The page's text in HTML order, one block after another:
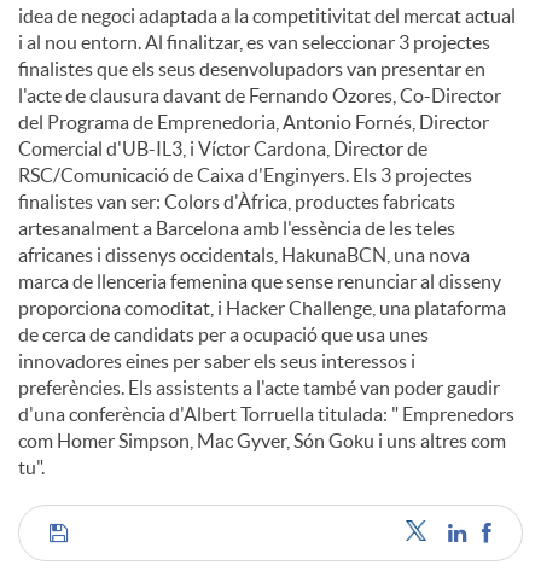
idea de negoci adaptada a la competitivitat del mercat actual
i al nou entorn. Al finalitzar, es van seleccionar 3 projectes
finalistes que els seus desenvolupadors van presentar en
l'acte de clausura davant de Fernando Ozores, Co-Director
del Programa de Emprenedoria, Antonio Fornés, Director
Comercial d'UB-IL3, i Víctor Cardona, Director de
RSC/Comunicació de Caixa d'Enginyers. Els 3 projectes
finalistes van ser: Colors d'Àfrica, productes fabricats
artesanalment a Barcelona amb l'essència de les teles
africanes i dissenys occidentals, HakunaBCN, una nova
marca de llenceria femenina que sense renunciar al disseny
proporciona comoditat, i Hacker Challenge, una plataforma
de cerca de candidats per a ocupació que usa unes
innovadores eines per saber els seus interessos i
preferències. Els assistents a l'acte també van poder gaudir
d'una conferència d'Albert Torruella titulada: " Emprenedors
com Homer Simpson, Mac Gyver, Són Goku i uns altres com
tu".